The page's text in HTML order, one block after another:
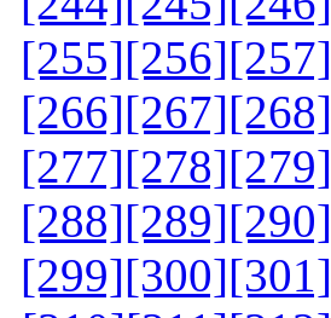
[255][256][257]
[266][267][268]
[277][278][279]
[288][289][290]
[299][300][301]